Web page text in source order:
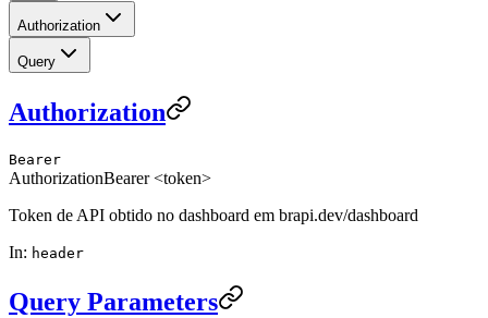
Authorization
Query
Authorization
Bearer
AuthorizationBearer <token>
Token de API obtido no dashboard em brapi.dev/dashboard
In: header
Query Parameters